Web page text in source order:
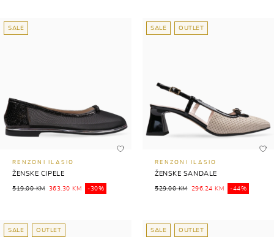
SALE
RENZONI ILASIO
ŽENSKE CIPELE
519,00 KM 363,30 KM -30%
SALE OUTLET
RENZONI ILASIO
ŽENSKE SANDALE
529,00 KM 296,24 KM -44%
SALE OUTLET SALE OUTLET